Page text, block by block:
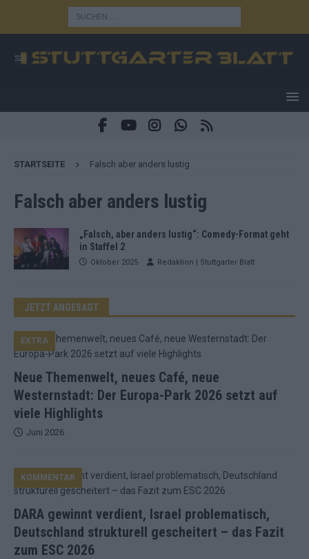
STARTSEITE Falsch aber anders lustig
Falsch aber anders lustig
„Falsch, aber anders lustig“: Comedy-Format geht
in Staffel 2
Oktober 2025 Redaktion | Stuttgarter Blatt
JETZT ANGESAGT
Neue Themenwelt, neues Café, neue
Westernstadt: Der Europa-Park 2026 setzt auf
viele Highlights
EXTRA
Juni 2026
DARA gewinnt verdient, Israel problematisch,
Deutschland strukturell gescheitert – das Fazit
zum ESC 2026
KOMMENTAR